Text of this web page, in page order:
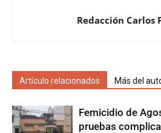
Redacción Carlos
Artículo relacionados Más del
Femicidio de
pruebas